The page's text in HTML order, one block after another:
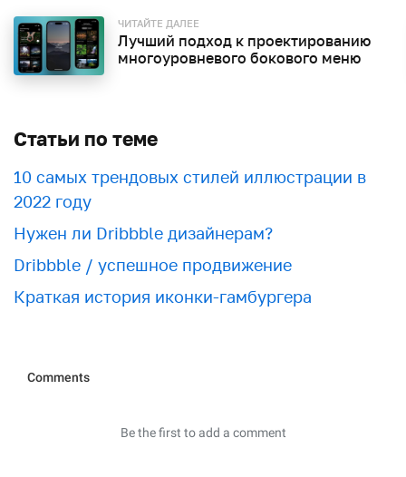
ЧИТАЙТЕ ДАЛЕЕ
Лучший подход к проектированию
многоуровневого бокового меню
Статьи по теме
10 самых трендовых стилей иллюстрации в
2022 году
Нужен ли Dribbble дизайнерам?
Dribbble / успешное продвижение
Краткая история иконки-гамбургера